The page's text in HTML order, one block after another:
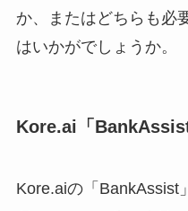
か、またはどちらも必
はいかがでしょうか。
Kore.ai「BankAssist
Kore.aiの「BankAssist